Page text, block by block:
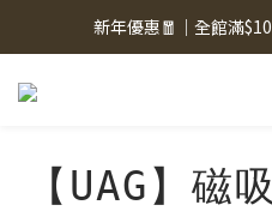
新年優惠🧧｜全館滿
【UAG】磁